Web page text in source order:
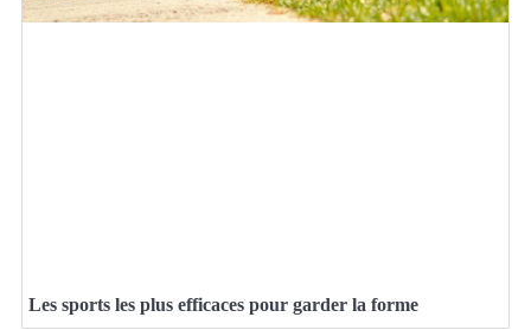
Les sports les plus efficaces pour garder la forme